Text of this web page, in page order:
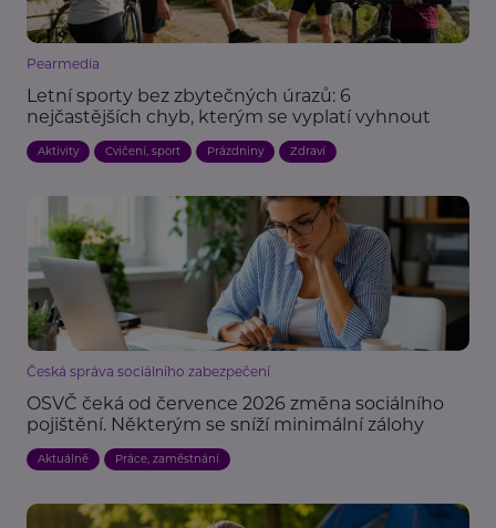
Pearmedia
Letní sporty bez zbytečných úrazů: 6
nejčastějších chyb, kterým se vyplatí vyhnout
Aktivity Cvičení, sport Prázdniny Zdraví
Česká správa sociálního zabezpečení
OSVČ čeká od července 2026 změna sociálního
pojištění. Některým se sníží minimální zálohy
Aktuálně Práce, zaměstnání